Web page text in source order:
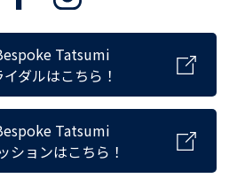
Tatsumi
イダルはこちら！
Tatsumi
ションはこちら！